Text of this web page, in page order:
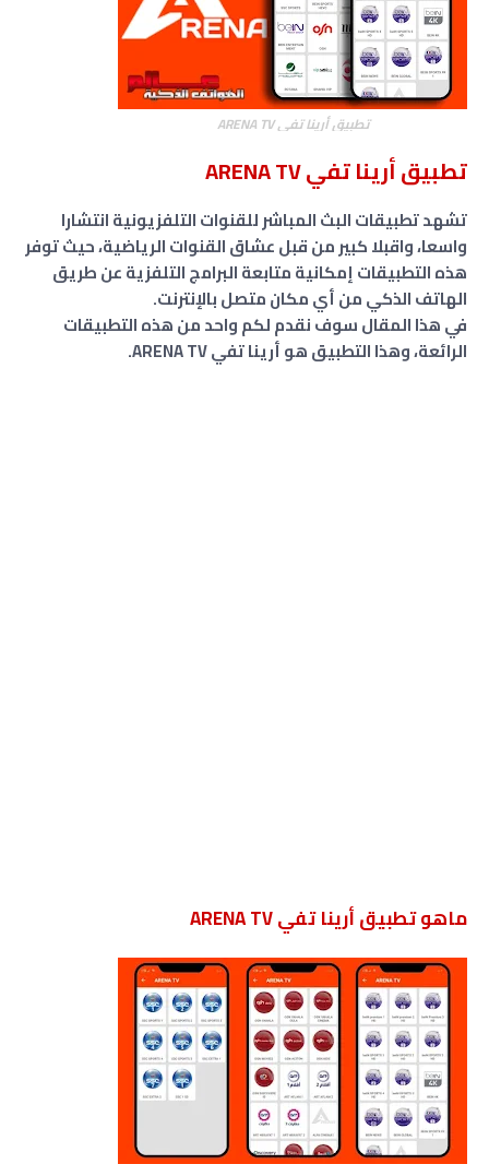
تطبيق أرينا تفي ARENA TV
تطبيق أرينا تفي ARENA TV
تشهد تطبيقات البث المباشر للقنوات التلفزيونية انتشارا
واسعا، واقبلا كبير من قبل عشاق القنوات الرياضية، حيث توفر
هذه التطبيقات إمكانية متابعة البرامج التلفزية عن طريق
الهاتف الذكي من أي مكان متصل بالإنترنت.
في هذا المقال سوف نقدم لكم واحد من هذه التطبيقات
الرائعة، وهذا التطبيق هو أرينا تفي ARENA TV.
ماهو تطبيق أرينا تفي ARENA TV